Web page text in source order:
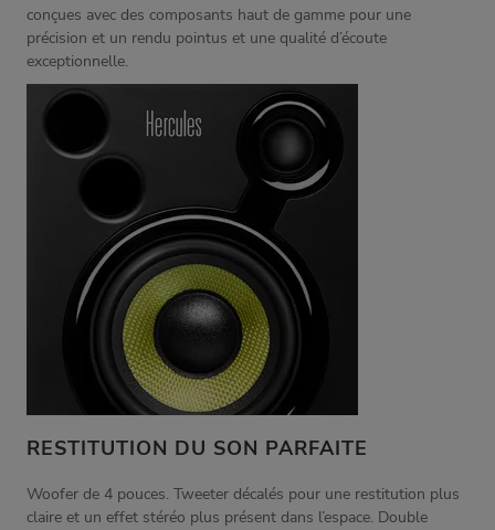
conçues avec des composants haut de gamme pour une
précision et un rendu pointus et une qualité d’écoute
exceptionnelle.
RESTITUTION DU SON PARFAITE
Woofer de 4 pouces. Tweeter décalés pour une restitution plus
claire et un effet stéréo plus présent dans l’espace. Double